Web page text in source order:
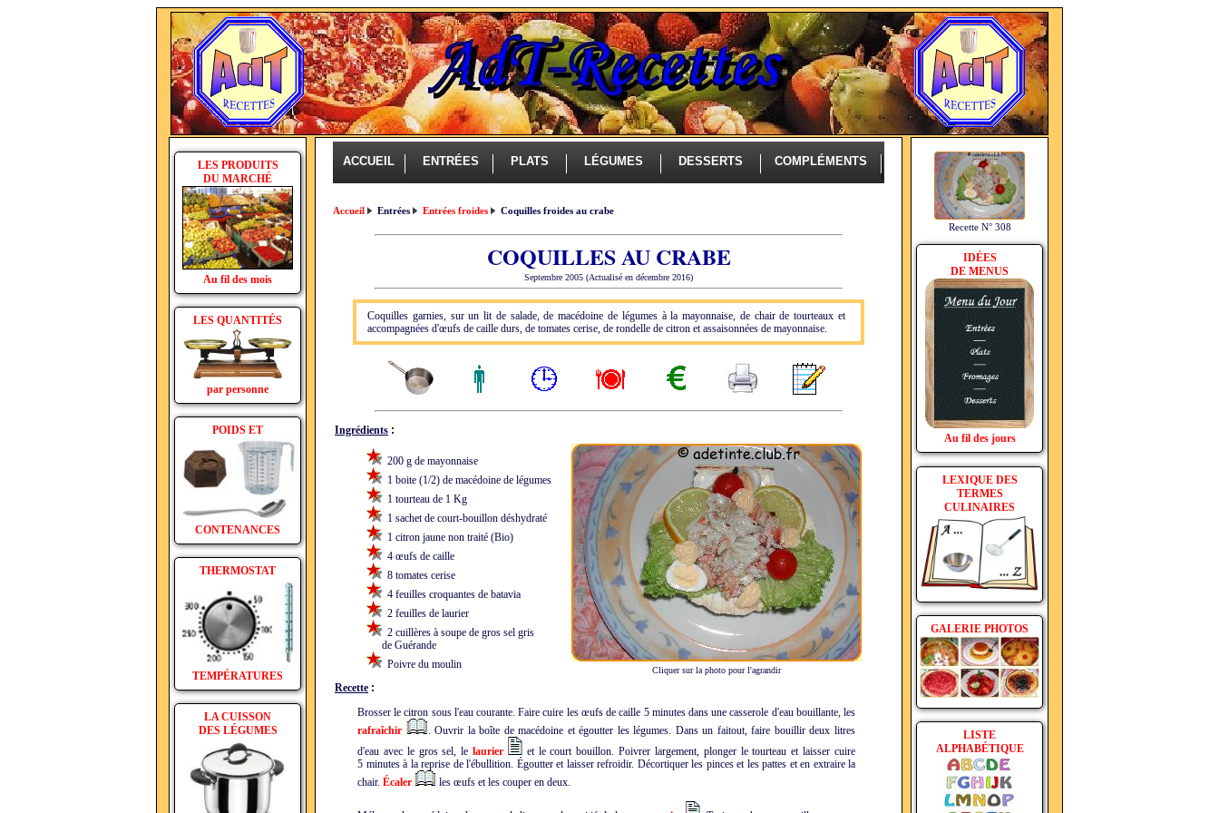
LES PRODUITS
DU MARCHÉ
Au fil des mois
LES QUANTITÉS
par personne
POIDS ET
CONTENANCES
THERMOSTAT
TEMPÉRATURES
LA CUISSON
DES LÉGUMES
ACCUEIL ENTRÉES PLATS LÉGUMES DESSERTS COMPLÉMENTS
Accueil Entrées Entrées froides Coquilles froides au crabe
COQUILLES AU CRABE
Septembre 2005 (Actualisé en décembre 2016)
Coquilles garnies, sur un lit de salade, de macédoine de légumes à la mayonnaise, de chair de tourteaux et
accompagnées d'œufs de caille durs, de tomates cerise, de rondelle de citron et assaisonnées de mayonnaise.
Ingrédients :
200 g de mayonnaise
1 boite (1/2) de macédoine de légumes
1 tourteau de 1 Kg
1 sachet de court-bouillon déshydraté
1 citron jaune non traité (Bio)
4 œufs de caille
8 tomates cerise
4 feuilles croquantes de batavia
2 feuilles de laurier
2 cuillères à soupe de gros sel gris
de Guérande
Poivre du moulin
Cliquer sur la photo pour l'agrandir
Recette :
Brosser le citron sous l'eau courante. Faire cuire les œufs de caille 5 minutes dans une casserole d'eau bouillante, les
rafraîchir
. Ouvrir la boîte de macédoine et égoutter les légumes. Dans un faitout, faire bouillir deux litres
d'eau avec le gros sel, lelaurier
et le court bouillon. Poivrer largement, plonger le tourteau et laisser cuire
5 minutes à la reprise de l'ébullition. Égoutter et laisser refroidir. Décortiquer les pinces et les pattes et en extraire la
chair. Écaler les œufs et les couper en deux.
Recette N° 308
IDÉES
DE MENUS
Au fil des jours
LEXIQUE DES
TERMES
CULINAIRES
GALERIE PHOTOS
LISTE
ALPHABÉTIQUE